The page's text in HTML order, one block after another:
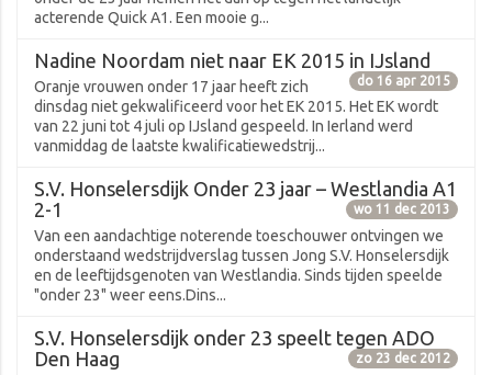
acterende Quick A1. Een mooie g...
Nadine Noordam niet naar EK 2015 in IJsland
do 16 apr 2015
Oranje vrouwen onder 17 jaar heeft zich
dinsdag niet gekwalificeerd voor het EK 2015. Het EK wordt
van 22 juni tot 4 juli op IJsland gespeeld. In Ierland werd
vanmiddag de laatste kwalificatiewedstrij...
S.V. Honselersdijk Onder 23 jaar – Westlandia A1
2-1
wo 11 dec 2013
Van een aandachtige noterende toeschouwer ontvingen we
onderstaand wedstrijdverslag tussen Jong S.V. Honselersdijk
en de leeftijdsgenoten van Westlandia. Sinds tijden speelde
"onder 23" weer eens.Dins...
S.V. Honselersdijk onder 23 speelt tegen ADO
Den Haag
zo 23 dec 2012